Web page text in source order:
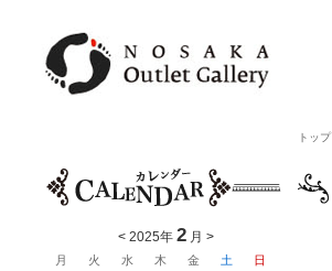
トップ
<2025年 2月 >
月 火 水 木 金 土 日